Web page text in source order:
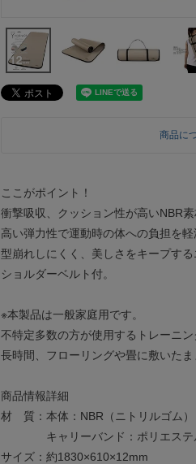
商品に
ここがポイント！
衝撃吸収、クッション性が高いNBR素
高い弾力性で運動時の体への負担を軽
型崩れしにくく、美しさをキープする
ショルダーベルト付。
※本製品は一般家庭用です。
不特定多数の方が使用するトレーニ
長時間、フローリングや畳に敷いたま
商品情報詳細
材 質：本体：NBR（ニトリルゴム）
キャリーバンド：ポリエステ
サイズ：約1830×610×12mm